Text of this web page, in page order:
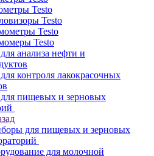
Testo
Testo
Testo
Testo
анализа нефти и
контроля лакокрасочных
пищевых и зерновых
для пищевых и зерновых
для молочной